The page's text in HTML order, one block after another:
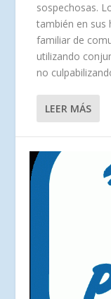
sospechosas.
también en sus
familiar de
utilizando
no
LEER MÁS